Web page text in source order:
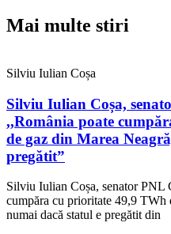
Mai multe stiri
Silviu Iulian Coșa
Silviu Iulian Coșa,
,,România poate
de gaz din Marea
pregătit”
Silviu Iulian Coșa, senator PNL
cumpăra cu prioritate 49,9 TWh
numai dacă statul e pregătit din